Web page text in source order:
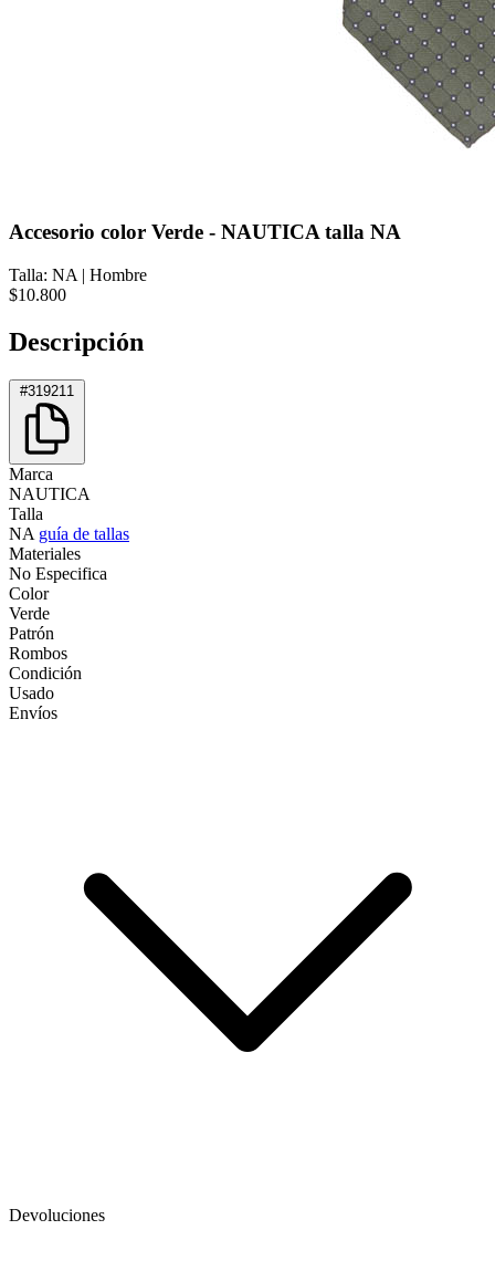
Accesorio color Verde - NAUTICA talla NA
Talla: NA | Hombre
$10.800
Descripción
#319211
Marca
NAUTICA
Talla
NA guía de tallas
Materiales
No Especifica
Color
Verde
Patrón
Rombos
Condición
Usado
Envíos
Devoluciones